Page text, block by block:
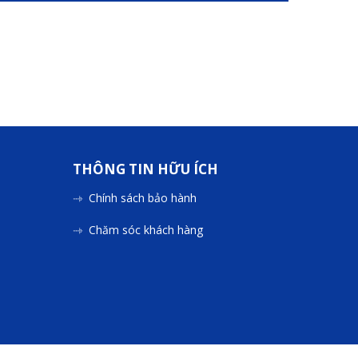
THÔNG TIN HỮU ÍCH
Chính sách bảo hành
Chăm sóc khách hàng